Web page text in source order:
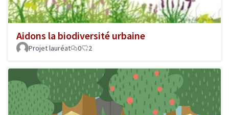
Aidons la biodiversité urbaine
Projet lauréat 0 2